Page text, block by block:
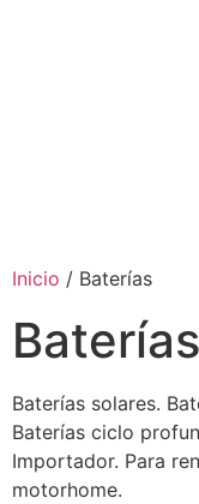
Inicio / Baterías
Baterías
Baterías solares.
Baterías ciclo
Importador. Para
motorhome.